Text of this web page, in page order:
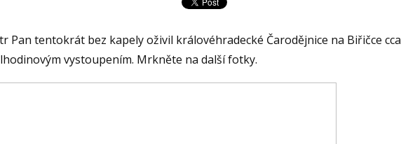
Pan tentokrát bez kapely oživil královéhradecké Čarodějnice na Biřičce cca
vystoupením. Mrkněte na další fotky.